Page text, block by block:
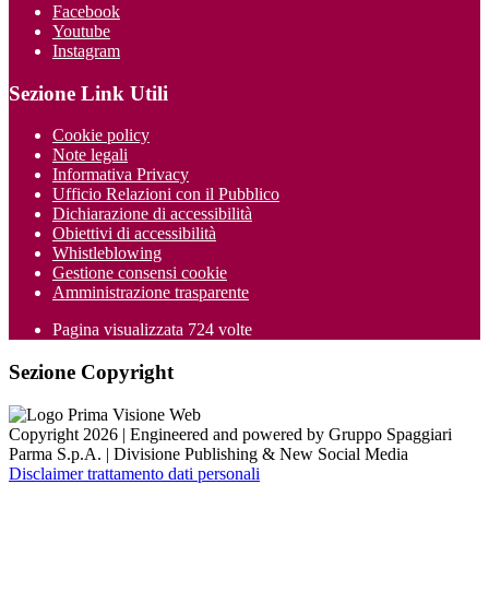
Facebook
Youtube
Instagram
Sezione Link Utili
Cookie policy
Note legali
Informativa Privacy
Ufficio Relazioni con il Pubblico
Dichiarazione di accessibilità
Obiettivi di accessibilità
Whistleblowing
Gestione consensi cookie
Amministrazione trasparente
Pagina visualizzata 724 volte
Sezione Copyright
Copyright 2026 | Engineered and powered by Gruppo Spaggiari
Parma S.p.A. | Divisione Publishing & New Social Media
Disclaimer trattamento dati personali